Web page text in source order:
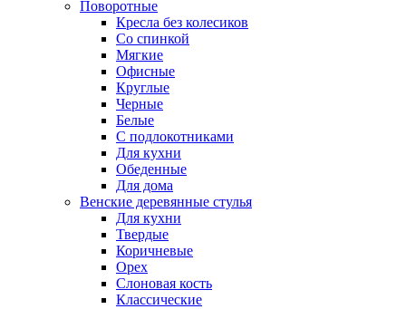
Поворотные
Кресла без колесиков
Со спинкой
Мягкие
Офисные
Круглые
Черные
Белые
С подлокотниками
Для кухни
Обеденные
Для дома
Венские деревянные стулья
Для кухни
Твердые
Коричневые
Орех
Слоновая кость
Классические